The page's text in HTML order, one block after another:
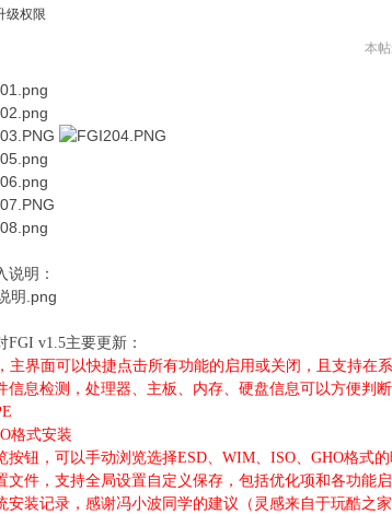
级权限
本
说明：
FGI v1.5主要更新：
主界面可以快捷点击所有功能的启用或关闭，且支持在
信息检测，处理器、主板、内存、硬盘信息可以方便判
格式安装
按钮，可以手动浏览选择ESD、WIM、ISO、GHO格式
文件，支持全局设置自定义保存，包括优化项和各功能
安装记录，感谢冯小波同学的建议（灵感来自于玩酷之家